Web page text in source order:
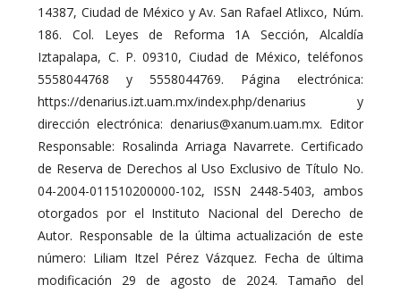
14387, Ciudad de México y Av. San Rafael Atlixco, Núm.
186. Col. Leyes de Reforma 1A Sección, Alcaldía
Iztapalapa, C. P. 09310, Ciudad de México, teléfonos
5558044768 y 5558044769. Página electrónica:
https://denarius.izt.uam.mx/index.php/denarius y
dirección electrónica: denarius@xanum.uam.mx. Editor
Responsable: Rosalinda Arriaga Navarrete. Certificado
de Reserva de Derechos al Uso Exclusivo de Título No.
04-2004-011510200000-102, ISSN 2448-5403, ambos
otorgados por el Instituto Nacional del Derecho de
Autor. Responsable de la última actualización de este
número: Liliam Itzel Pérez Vázquez. Fecha de última
modificación 29 de agosto de 2024. Tamaño del